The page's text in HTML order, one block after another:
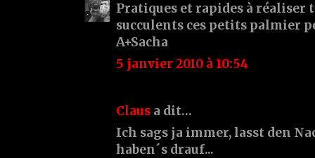
Pratiques et rapides à réaliser
succulents ces petits palmier
A+Sacha
5 janvier 2010 à 10:54
Claus a dit…
Ich sags ja immer, lasst den
haben´s drauf...